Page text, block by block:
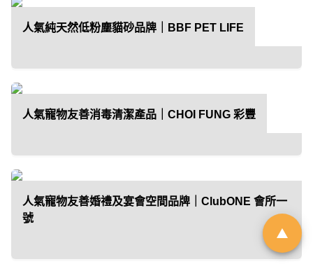
獎 2026」｜品牌招募
由於市場上針對幼兒階段的產品與
依賴具備公信力的客觀指標作為參
考。《香港01》「01親子」頻道即
服務質素或社會責任上具傑出表現
的親子品牌。
人氣純天然低粉塵貓砂品牌｜BBF PET LIFE
人氣寵物友善消毒清潔產品｜CHOI FUNG 彩豐
人氣寵物友善婚禮及宴會空間品牌｜ClubONE 會所一
號